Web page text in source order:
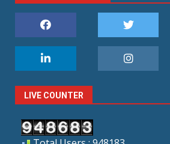
LIVE COUNTER